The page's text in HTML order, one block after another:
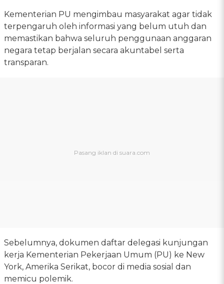
Kementerian PU mengimbau masyarakat agar tidak
terpengaruh oleh informasi yang belum utuh dan
memastikan bahwa seluruh penggunaan anggaran
negara tetap berjalan secara akuntabel serta
transparan.
Sebelumnya, dokumen daftar delegasi kunjungan
kerja Kementerian Pekerjaan Umum (PU) ke New
York, Amerika Serikat, bocor di media sosial dan
memicu polemik.